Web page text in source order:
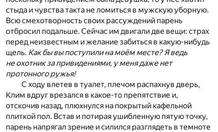
стыда и чувства такта не ломиться в мужскую уборную.
Всю смехотворность своих рассуждений парень
отбросил подальше. Сейчас им двигали две вещи: страх
перед неизвестным и желание забиться в какую-нибудь
щель. Как бы вы поступили на моём месте? Я ведь
не охотник за привидениями, у меня даже нет
протонного ружья!
С ходу влетев в туалет, плечом распахнув дверь,
Клим вдруг врезался в какое-то препятствие и,
отскочив назад, плюхнулся на покрытый кафельной
плиткой пол. Встав и потирая ушибленную пятую точку,
парень напрягал зрение и силился разглядеть в темноте